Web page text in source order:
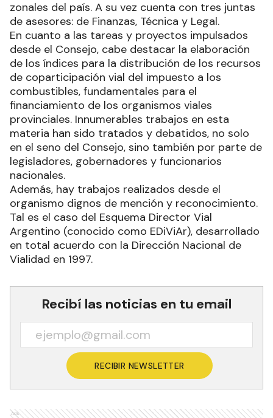
zonales del país. A su vez cuenta con tres juntas
de asesores: de Finanzas, Técnica y Legal.
En cuanto a las tareas y proyectos impulsados
desde el Consejo, cabe destacar la elaboración
de los índices para la distribución de los recursos
de coparticipación vial del impuesto a los
combustibles, fundamentales para el
financiamiento de los organismos viales
provinciales. Innumerables trabajos en esta
materia han sido tratados y debatidos, no solo
en el seno del Consejo, sino también por parte de
legisladores, gobernadores y funcionarios
nacionales.
Además, hay trabajos realizados desde el
organismo dignos de mención y reconocimiento.
Tal es el caso del Esquema Director Vial
Argentino (conocido como EDiViAr), desarrollado
en total acuerdo con la Dirección Nacional de
Vialidad en 1997.
Recibí las noticias en tu email
RECIBIR NEWSLETTER
Ads